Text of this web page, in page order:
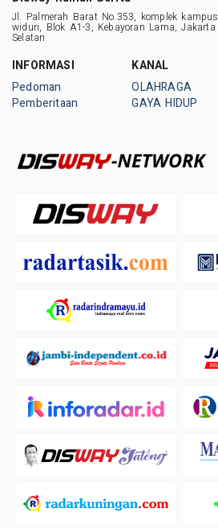
Jl. Palmerah Barat No.353, komplek kampus
widuri, Blok A1-3, Kebayoran Lama, Jakarta
Selatan
INFORMASI
Pedoman
Pemberitaan
KANAL
OLAHRAGA
GAYA HIDUP